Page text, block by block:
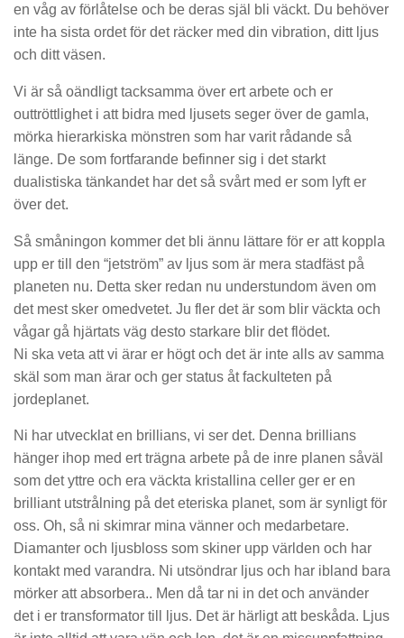
en våg av förlåtelse och be deras själ bli väckt. Du behöver
inte ha sista ordet för det räcker med din vibration, ditt ljus
och ditt väsen.
Vi är så oändligt tacksamma över ert arbete och er
outtröttlighet i att bidra med ljusets seger över de gamla,
mörka hierarkiska mönstren som har varit rådande så
länge. De som fortfarande befinner sig i det starkt
dualistiska tänkandet har det så svårt med er som lyft er
över det.
Så småningon kommer det bli ännu lättare för er att koppla
upp er till den “jetström” av ljus som är mera stadfäst på
planeten nu. Detta sker redan nu understundom även om
det mest sker omedvetet. Ju fler det är som blir väckta och
vågar gå hjärtats väg desto starkare blir det flödet.
Ni ska veta att vi ärar er högt och det är inte alls av samma
skäl som man ärar och ger status åt fackulteten på
jordeplanet.
Ni har utvecklat en brillians, vi ser det. Denna brillians
hänger ihop med ert trägna arbete på de inre planen såväl
som det yttre och era väckta kristallina celler ger er en
brilliant utstrålning på det eteriska planet, som är synligt för
oss. Oh, så ni skimrar mina vänner och medarbetare.
Diamanter och ljusbloss som skiner upp världen och har
kontakt med varandra. Ni utsöndrar ljus och har ibland bara
mörker att absorbera.. Men då tar ni in det och använder
det i er transformator till ljus. Det är härligt att beskåda. Ljus